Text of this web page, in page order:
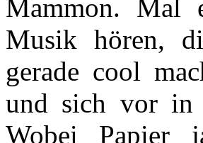
Mammon. Mal
Musik hören,
gerade cool
und sich vor in
Wobei Papier